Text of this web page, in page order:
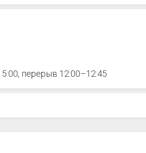
перерыв 12:00–12:45